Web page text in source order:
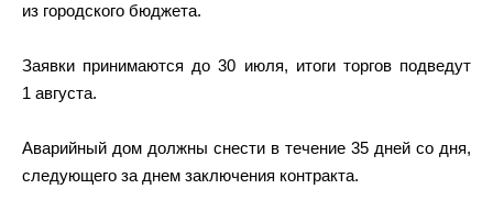
из городского бюджета.
Заявки принимаются до 30 июля, итоги торгов подведут
1 августа.
Аварийный дом должны снести в течение 35 дней со дня,
следующего за днем заключения контракта.